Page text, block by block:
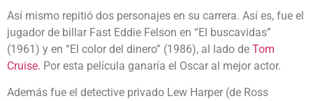
Así mismo repitió dos personajes en su carrera. Así es, fue el
jugador de billar Fast Eddie Felson en “El buscavidas”
(1961) y en “El color del dinero” (1986), al lado de Tom
Cruise. Por esta película ganaría el Oscar al mejor actor.
Además fue el detective privado Lew Harper (de Ross